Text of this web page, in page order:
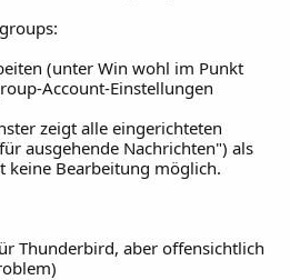
(unter Win wohl im Punkt
Account-Einstellungen
zeigt alle eingerichteten
ausgehende Nachrichten") als
keine Bearbeitung möglich.
Thunderbird, aber offensichtlich